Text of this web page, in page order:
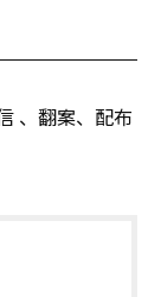
、翻案、配布